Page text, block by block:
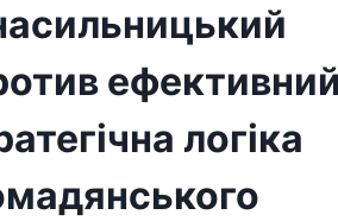
логіка